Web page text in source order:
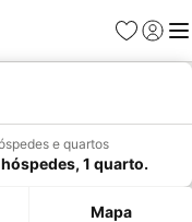
Favoritos
Iniciar
e quartos
1 quarto.
Mapa